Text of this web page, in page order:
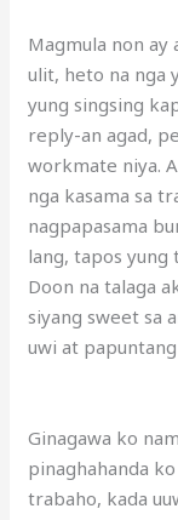
Magmula non
ulit, heto na nga
yung singsing
reply-an agad,
workmate niya.
nga kasama sa
nagpapasama
lang, tapos yung
Doon na talaga
siyang sweet sa
uwi at
Ginagawa ko
pinaghahanda
trabaho, kada